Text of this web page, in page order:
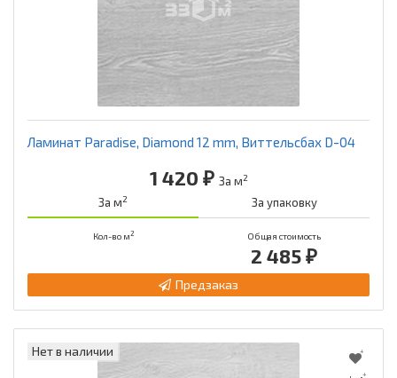
Ламинат Paradise, Diamond 12 mm, Виттельсбах D-04
1 420 ₽ За м2
За м2 За упаковку
Кол-во м2 Общая стоимость
2 485 ₽
Предзаказ
Нет в наличии